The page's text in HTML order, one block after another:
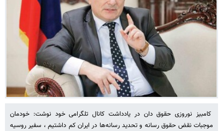
کامبیز نوروزی حقوق دان در یادداشت کانال تلگرامی خود نوشت: خودمان
موجبات نقض حقوق رسانه و تحدید رسانه‌ها در ایران کم داشتیم ، سفیر روسیه